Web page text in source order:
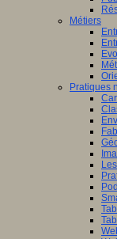
Métiers
Pratiques